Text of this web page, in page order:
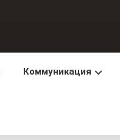
Коммуникация